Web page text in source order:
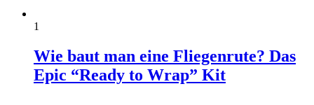
1
Wie baut man eine Fliegenrute? Das
Epic “Ready to Wrap” Kit